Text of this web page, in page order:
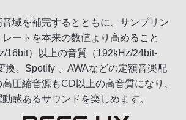
域を補完するとともに、サンプリン
ートを本来の数値より高めること
16bit）以上の音質（192kHz/24bit-
換。Spotify 、AWAなどの定額音楽配
圧縮音源もCD以上の高音質になり、
感あるサウンドを楽しめます。